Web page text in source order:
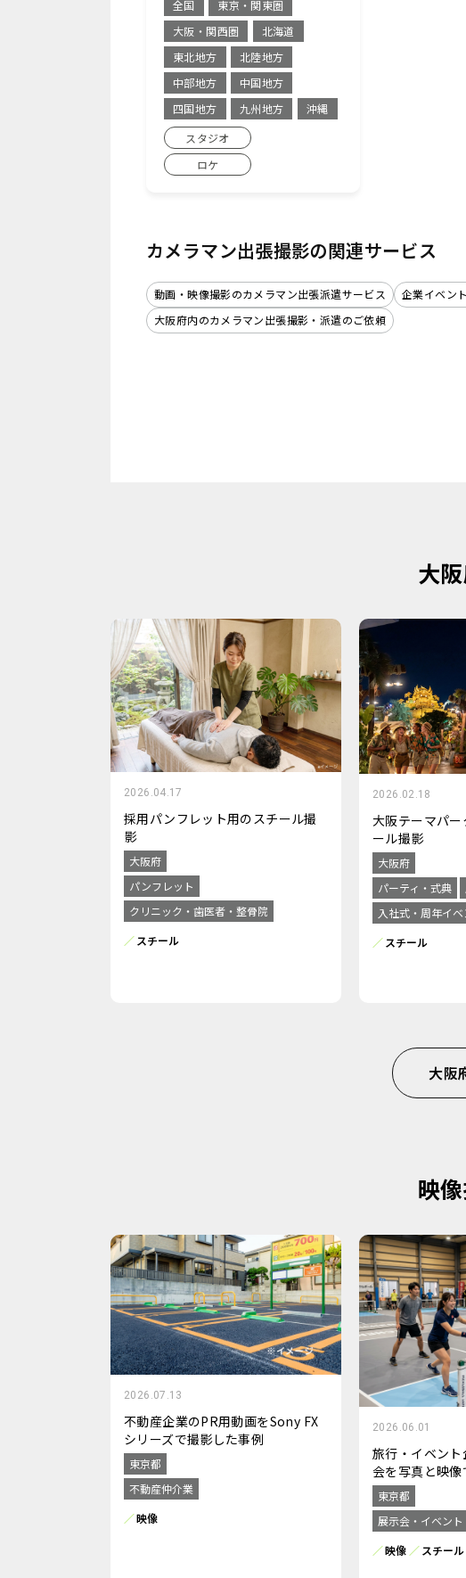
全国
東京・関東圏
大阪・関西圏
北海道
東北地方
北陸地方
中部地方
中国地方
四国地方
九州地方
沖縄
スタジオ
ロケ
カメラマン出張撮影の関連サービス
動画・映像撮影のカメラマン出張派遣サービス 企業イベン
大阪府内のカメラマン出張撮影・派遣のご依頼
大
2026.04.17
採用パンフレット用のスチール撮
影
大阪府
パンフレット
クリニック・歯医者・整骨院
スチール
2026.02.18
大阪テーマパ
ール撮影
大阪府
パーティ・式典
入社式・周年イベ
スチール
大阪
映
2026.07.13
不動産企業のPR用動画をSony FX
シリーズで撮影した事例
東京都
不動産仲介業
映像
2026.06.01
旅行・イベン
会を写真と映
東京都
展示会・イベント
映像
スチール